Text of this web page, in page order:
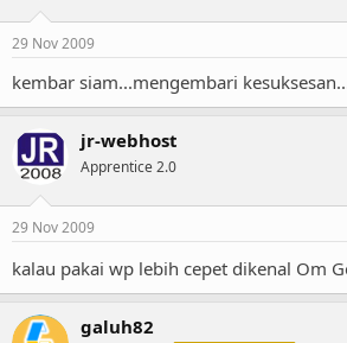
29 Nov 2009
kembar siam...mengembari
jr-webhost
Apprentice 2.0
29 Nov 2009
kalau pakai wp lebih cepet dikenal Om
galuh82